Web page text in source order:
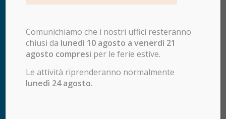
Comunichiamo che i nostri uffici resteranno
chiusi da lunedì 10 agosto a venerdì 21
agosto compresi per le ferie estive.
Le attività riprenderanno normalmente
lunedì 24 agosto.